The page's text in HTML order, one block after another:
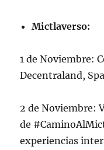
Mictlaverso:
1 de Noviembre:
Decentraland,
2 de Noviembre:
de
experiencias